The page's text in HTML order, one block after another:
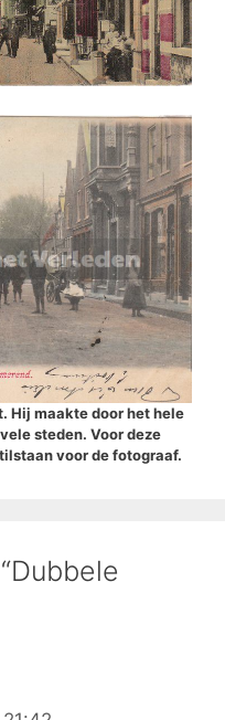
Hij maakte door het hele
steden. Voor deze
voor de fotograaf.